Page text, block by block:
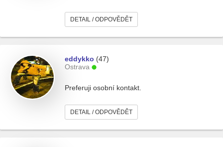
DETAIL / ODPOVĚDĚT
eddykko (47)
Ostrava
Preferuji osobní kontakt.
DETAIL / ODPOVĚDĚT